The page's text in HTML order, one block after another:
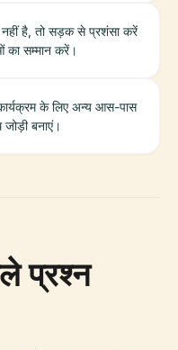
है, तो सड़क से प्रशंसा करें
का सम्मान करें।
के लिए अन्य आस-पास
बनाएं।
प्रश्न